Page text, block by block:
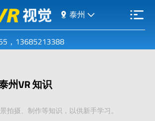
泰州
， 13685213388
州VR 知识
拍摄、制作等知识，以供新手学习。